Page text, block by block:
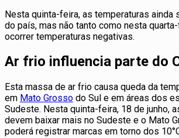
Nesta quinta-feira, as temperaturas ainda
do país, mas não tanto como nesta
ocorrer temperaturas negativas.
Ar frio influencia parte do
Esta massa de ar frio causa queda da
em Mato Grosso do Sul e em áreas dos
Sudeste. Nesta quinta-feira, 18 de junho,
devem baixar mais no Sudeste e o Mato
poderá registrar marcas em torno dos